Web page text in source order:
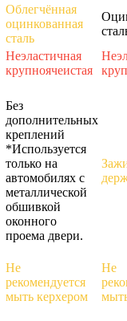
Облегчённая
оцинкованная
сталь
Неэластичная
крупноячеистая
Без
дополнительных
креплений
*Используется
только на
автомобилях с
металлической
обшивкой
оконного
проема двери.
Не
рекомендуется
мыть керхером
Не